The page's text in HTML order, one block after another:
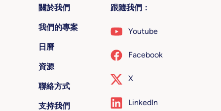
關於我們
我們的專案
日曆
資源
聯絡方式
支持我們
跟隨我們：
Youtube
Facebook
X
LinkedIn